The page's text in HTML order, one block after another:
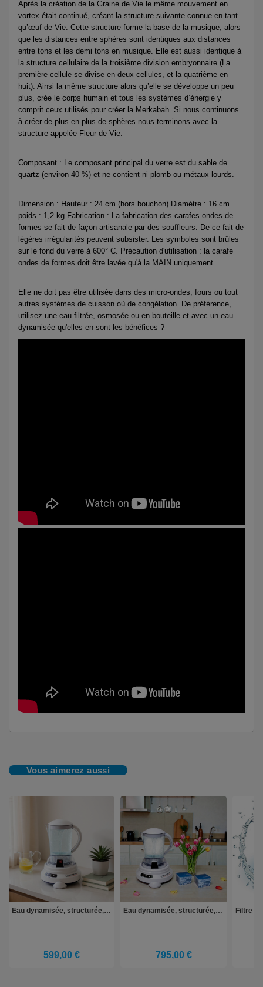
Après la création de la Graine de Vie le même mouvement en
vortex était continué, créant la structure suivante connue en tant
qu’œuf de Vie. Cette structure forme la base de la musique, alors
que les distances entre sphères sont identiques aux distances
entre tons et les demi tons en musique. Elle est aussi identique à
la structure cellulaire de la troisième division embryonnaire (La
première cellule se divise en deux cellules, et la quatrième en
huit). Ainsi la même structure alors qu’elle se développe un peu
plus, crée le corps humain et tous les systèmes d’énergie y
comprit ceux utilisés pour créer la Merkabah. Si nous continuons
à créer de plus en plus de sphères nous terminons avec la
structure appelée Fleur de Vie.
Composant : Le composant principal du verre est du sable de
quartz (environ 40 %) et ne contient ni plomb ou métaux lourds.
Dimension : Hauteur : 24 cm (hors bouchon) Diamètre : 16 cm
poids : 1,2 kg Fabrication : La fabrication des carafes ondes de
formes se fait de façon artisanale par des souffleurs. De ce fait de
légères irrégularités peuvent subsister. Les symboles sont brûles
sur le fond du verre à 600° C. Précaution d'utilisation : la carafe
ondes de formes doit être lavée qu'à la MAIN uniquement.
Elle ne doit pas être utilisée dans des micro-ondes, fours ou tout
autres systèmes de cuisson où de congélation. De préférence,
utilisez une eau filtrée, osmosée ou en bouteille et avec un eau
dynamisée qu'elles en sont les bénéfices ?
Vous aimerez aussi
Eau dynamisée, structurée, magnétisée avec le Vitalizer Plus
599,00 €
Eau dynamisée, structurée, vitalisée et informée pack
795,00 €